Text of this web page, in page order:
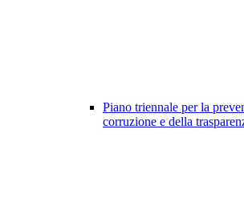
Piano triennale per la
corruzione e della